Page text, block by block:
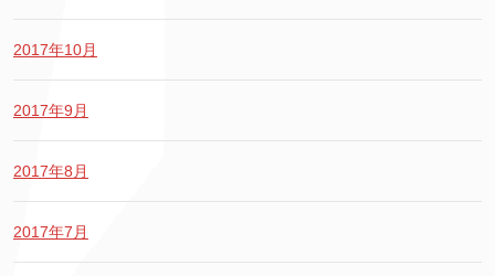
2017年10月
2017年9月
2017年8月
2017年7月